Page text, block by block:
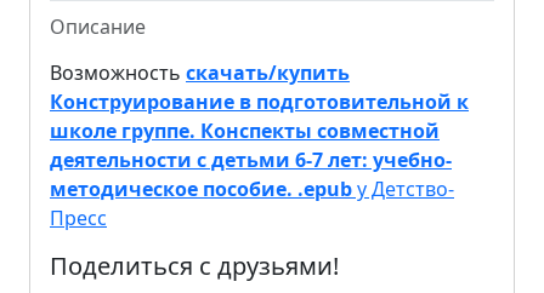
Описание
Возможность скачать/купить
Конструирование в подготовительной к
школе группе. Конспекты совместной
деятельности с детьми 6-7 лет: учебно-
методическое пособие. .epubу Детство-
Пресс
Поделиться с друзьями!